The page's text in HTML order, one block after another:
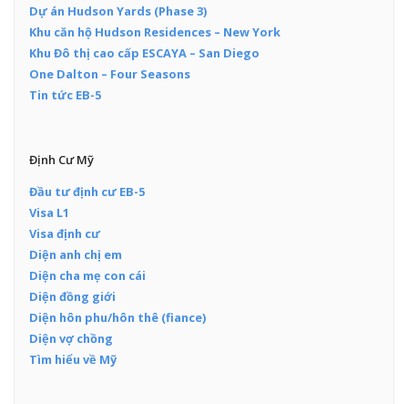
Dự án Hudson Yards (Phase 3)
Khu căn hộ Hudson Residences – New York
Khu Đô thị cao cấp ESCAYA – San Diego
One Dalton – Four Seasons
Tin tức EB-5
Định Cư Mỹ
Đầu tư định cư EB-5
Visa L1
Visa định cư
Diện anh chị em
Diện cha mẹ con cái
Diện đồng giới
Diện hôn phu/hôn thê (fiance)
Diện vợ chồng
Tìm hiểu về Mỹ